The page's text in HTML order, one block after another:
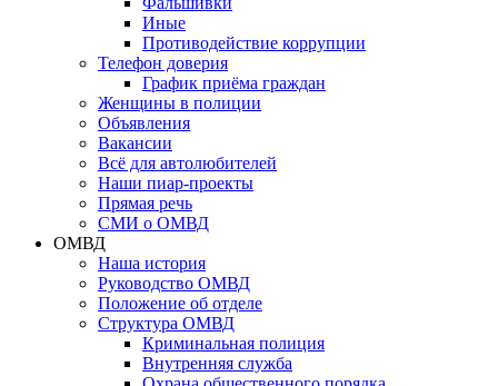
Иные
Противодействие коррупции
Телефон доверия
График приёма граждан
Женщины в полиции
Объявления
Вакансии
Всё для автолюбителей
Наши пиар-проекты
Прямая речь
СМИ о ОМВД
ОМВД
Наша история
Руководство ОМВД
Положение об отделе
Структура ОМВД
Криминальная полиция
Внутренняя служба